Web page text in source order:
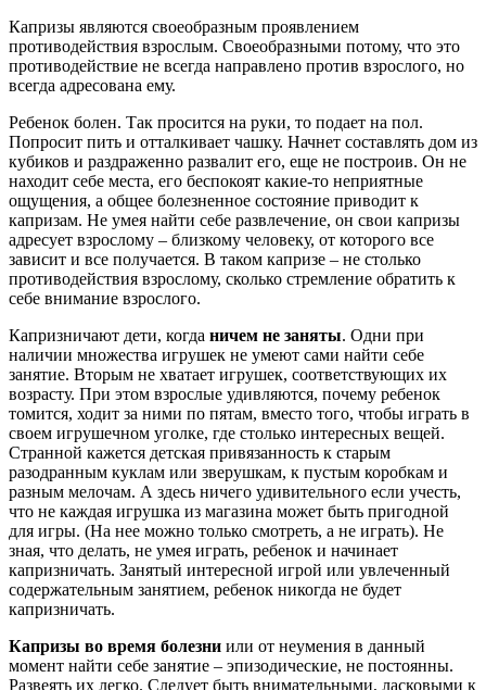
Капризы являются своеобразным проявлением
противодействия взрослым. Своеобразными потому, что это
противодействие не всегда направлено против взрослого, но
всегда адресована ему.
Ребенок болен. Так просится на руки, то подает на пол.
Попросит пить и отталкивает чашку. Начнет составлять дом из
кубиков и раздраженно развалит его, еще не построив. Он не
находит себе места, его беспокоят какие-то неприятные
ощущения, а общее болезненное состояние приводит к
капризам. Не умея найти себе развлечение, он свои капризы
адресует взрослому – близкому человеку, от которого все
зависит и все получается. В таком капризе – не столько
противодействия взрослому, сколько стремление обратить к
себе внимание взрослого.
Капризничают дети, когда ничем не заняты. Одни при
наличии множества игрушек не умеют сами найти себе
занятие. Вторым не хватает игрушек, соответствующих их
возрасту. При этом взрослые удивляются, почему ребенок
томится, ходит за ними по пятам, вместо того, чтобы играть в
своем игрушечном уголке, где столько интересных вещей.
Странной кажется детская привязанность к старым
разодранным куклам или зверушкам, к пустым коробкам и
разным мелочам. А здесь ничего удивительного если учесть,
что не каждая игрушка из магазина может быть пригодной
для игры. (На нее можно только смотреть, а не играть). Не
зная, что делать, не умея играть, ребенок и начинает
капризничать. Занятый интересной игрой или увлеченный
содержательным занятием, ребенок никогда не будет
капризничать.
Капризы во время болезни или от неумения в данный
момент найти себе занятие – эпизодические, не постоянны.
Развеять их легко. Следует быть внимательными, ласковыми к